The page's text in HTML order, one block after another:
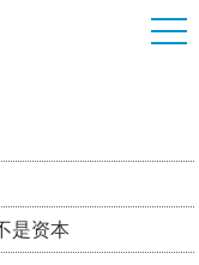
是资本